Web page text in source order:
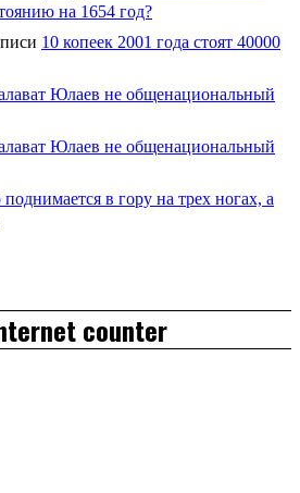
на 1654 год?
10 копеек 2001 года стоят 40000
Юлаев не общенациональный
Юлаев не общенациональный
поднимается в гору на трех ногах, а
counter